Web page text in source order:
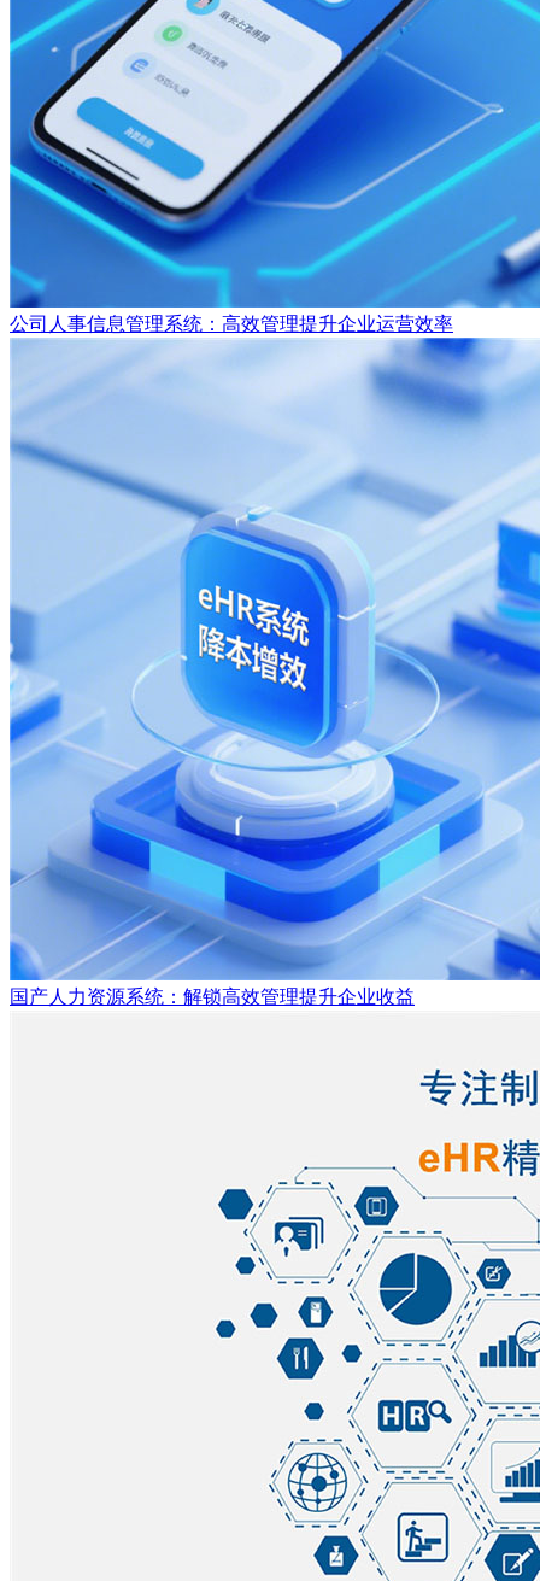
公司人事信息管理系统：高效管理提升企业运营效率
国产人力资源系统：解锁高效管理提升企业收益